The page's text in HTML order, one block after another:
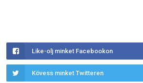
Like-olj minket Facebookon
Kövess minket Twitteren